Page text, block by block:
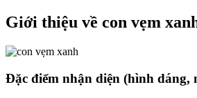
Giới thiệu về con vẹm
Đặc điểm nhận diện (hình dáng,